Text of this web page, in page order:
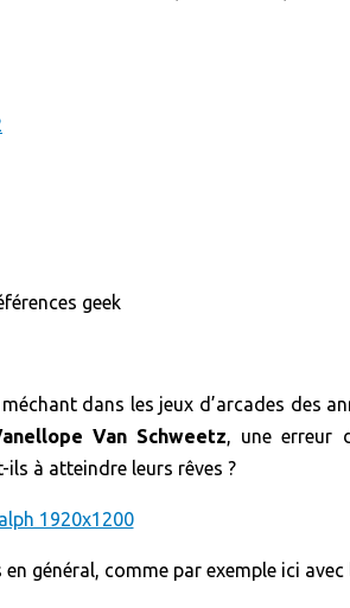
dans les jeux d’arcades des
Van Schweetz, une erreur
à atteindre leurs rêves ?
général, comme par exemple ici avec